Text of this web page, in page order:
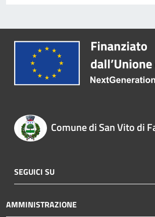
Comune di San Vito di
SEGUICI SU
AMMINISTRAZIONE